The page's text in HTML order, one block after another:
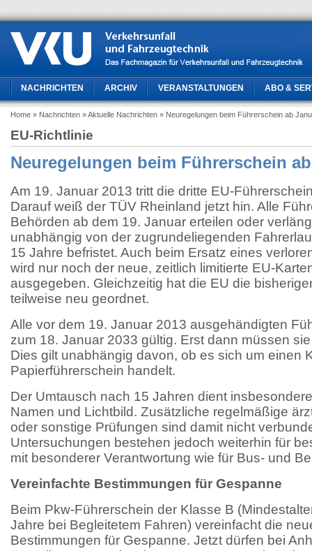
NACHRICHTEN ARCHIV VERANSTALTUNGEN ABO &
Home » Nachrichten » Aktuelle Nachrichten » Neuregelungen beim Führerschein ab
EU-Richtlinie
Neuregelungen beim Führerschein
Am 19. Januar 2013 tritt die dritte EU-
Darauf weiß der TÜV Rheinland jetzt hin. Alle
Behörden ab dem 19. Januar erteilen oder
unabhängig von der zugrundeliegenden
15 Jahre befristet. Auch beim Ersatz eines
wird nur noch der neue, zeitlich limitierte EU-
ausgegeben. Gleichzeitig hat die EU die
teilweise neu geordnet.
Alle vor dem 19. Januar 2013 ausgehändigten
zum 18. Januar 2033 gültig. Erst dann müssen
Dies gilt unabhängig davon, ob es sich um einen
Papierführerschein handelt.
Der Umtausch nach 15 Jahren dient
Namen und Lichtbild. Zusätzliche regelmäßige
oder sonstige Prüfungen sind damit nicht
Untersuchungen bestehen jedoch weiterhin für
mit besonderer Verantwortung wie für Bus- und
Vereinfachte Bestimmungen für Gespanne
Beim Pkw-Führerschein der Klasse B
Jahre bei Begleitetem Fahren) vereinfacht die
Bestimmungen für Gespanne. Jetzt dürfen bei